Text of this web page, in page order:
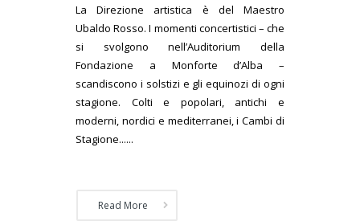
La Direzione artistica è del Maestro
Ubaldo Rosso. I momenti concertistici – che
si svolgono nell’Auditorium della
Fondazione a Monforte d’Alba –
scandiscono i solstizi e gli equinozi di ogni
stagione. Colti e popolari, antichi e
moderni, nordici e mediterranei, i Cambi di
Stagione......
Read More